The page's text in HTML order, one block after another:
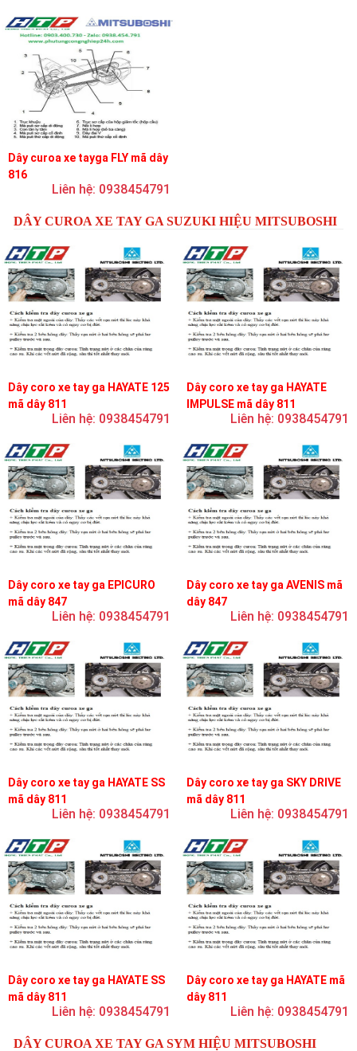
Dây curoa xe tayga FLY mã dây
816
Liên hệ: 0938454791
DÂY CUROA XE TAY GA SUZUKI HIỆU MITSUBOSHI
Dây coro xe tay ga HAYATE 125
mã dây 811
Liên hệ: 0938454791
Dây coro xe tay ga HAYATE
IMPULSE mã dây 811
Liên hệ: 0938454791
Dây coro xe tay ga EPICURO
mã dây 847
Liên hệ: 0938454791
Dây coro xe tay ga AVENIS mã
dây 847
Liên hệ: 0938454791
Dây coro xe tay ga HAYATE SS
mã dây 811
Liên hệ: 0938454791
Dây coro xe tay ga SKY DRIVE
mã dây 811
Liên hệ: 0938454791
Dây coro xe tay ga HAYATE SS
mã dây 811
Liên hệ: 0938454791
Dây coro xe tay ga HAYATE mã
dây 811
Liên hệ: 0938454791
DÂY CUROA XE TAY GA SYM HIỆU MITSUBOSHI